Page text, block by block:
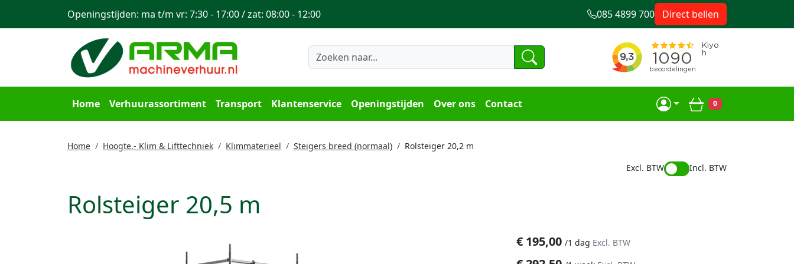
Home Verhuurassortiment Transport Klantenservice Openingstijden Over ons Contact Winkelwagen
0
Openingstijden: ma t/m vr: 7:30 - 17:00 / zat: 08:00 - 12:00 085 4899 700 Direct bellen
Home Hoogte,- Klim & Lifttechniek Klimmaterieel Steigers breed (normaal)
Rolsteiger 20,2 m
Excl. BTW
Incl. BTW
Rolsteiger 20,5 m
€ 195,00 /1 dag Excl. BTW